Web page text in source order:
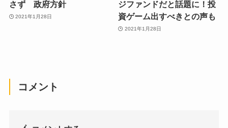
さず 政府方針
2021年1月28日
ジファンドだと話題に！投
資ゲーム出すべきとの声も
2021年1月28日
コメント